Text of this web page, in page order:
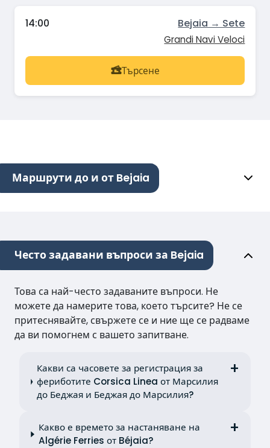
14:00 Bejaia → Sete
Grandi Navi Veloci
Търсене
Маршрути до и от Bejaia
Често задавани въпроси за Bejaia
Това са най-често задаваните въпроси. Не
можете да намерите това, което търсите? Не се
притеснявайте, свържете се и ние ще се радваме
да ви помогнем с вашето запитване.
Какви са часовете за регистрация за
фериботите Corsica Linea от Марсилия
до Беджая и Беджая до Марсилия?
Какво е времето за настаняване на
Algérie Ferries от Béjaia?